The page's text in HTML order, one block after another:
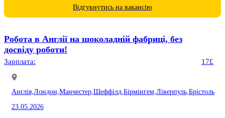
Відгукнутись на вакансію
Робота в Англії на шоколадній фабриці, без
досвіду роботи!
Зарплата: 17£
Англія, Лондон, Манчестер, Шеффілд, Бірмінгем, Ліверпуль, Брістоль
23.05.2026